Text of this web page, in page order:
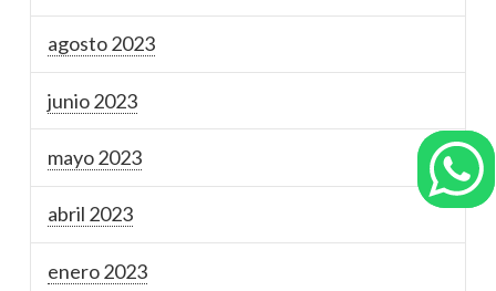
agosto 2023
junio 2023
mayo 2023
abril 2023
enero 2023